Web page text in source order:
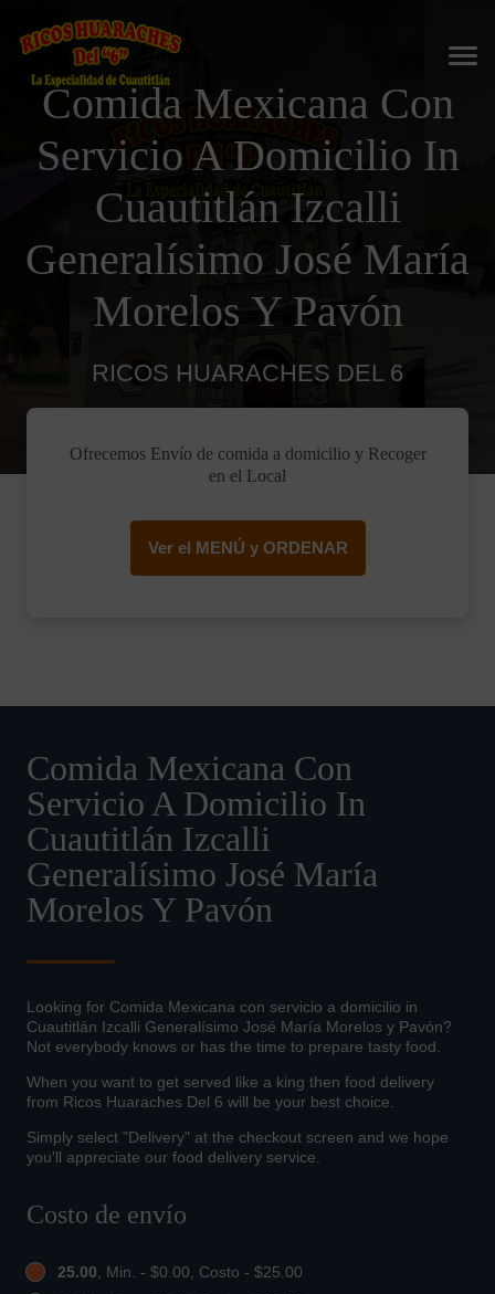
Comida Mexicana Con
Servicio A Domicilio In
Cuautitlán Izcalli
Generalísimo José María
Morelos Y Pavón
RICOS HUARACHES DEL 6
Ofrecemos Envío de comida a domicilio y Recoger
en el Local
Ver el MENÚ y ORDENAR
Comida Mexicana Con
Servicio A Domicilio In
Cuautitlán Izcalli
Generalísimo José María
Morelos Y Pavón
Looking for Comida Mexicana con servicio a domicilio in
Cuautitlán Izcalli Generalísimo José María Morelos y Pavón?
Not everybody knows or has the time to prepare tasty food.
When you want to get served like a king then food delivery
from Ricos Huaraches Del 6 will be your best choice.
Simply select "Delivery" at the checkout screen and we hope
you'll appreciate our food delivery service.
Costo de envío
25.00, Min. - $0.00, Costo - $25.00